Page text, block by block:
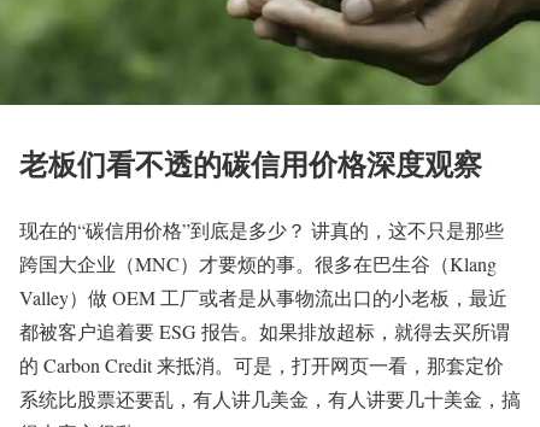
老板们看不透的碳信用价格深度观察
现在的“碳信用价格”到底是多少？ 讲真的，这不只是那些
跨国大企业（MNC）才要烦的事。很多在巴生谷（Klang
Valley）做 OEM 工厂或者是从事物流出口的小老板，最近
都被客户追着要 ESG 报告。如果排放超标，就得去买所谓
的 Carbon Credit 来抵消。可是，打开网页一看，那套定价
系统比股票还要乱，有人讲几美金，有人讲要几十美金，搞